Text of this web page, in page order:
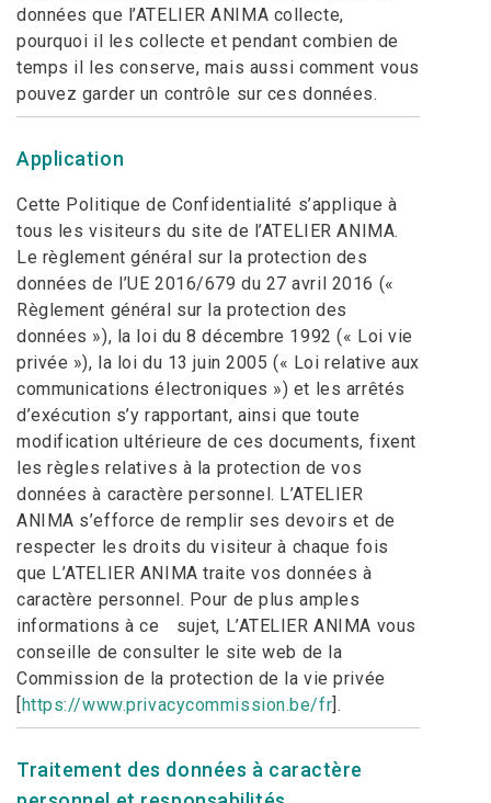
données que l’ATELIER ANIMA collecte,
pourquoi il les collecte et pendant combien de
temps il les conserve, mais aussi comment vous
pouvez garder un contrôle sur ces données.
Application
Cette Politique de Confidentialité s’applique à
tous les visiteurs du site de l’ATELIER ANIMA.
Le règlement général sur la protection des
données de l’UE 2016/679 du 27 avril 2016 («
Règlement général sur la protection des
données »), la loi du 8 décembre 1992 (« Loi vie
privée »), la loi du 13 juin 2005 (« Loi relative aux
communications électroniques ») et les arrêtés
d’exécution s’y rapportant, ainsi que toute
modification ultérieure de ces documents, fixent
les règles relatives à la protection de vos
données à caractère personnel. L’ATELIER
ANIMA s’efforce de remplir ses devoirs et de
respecter les droits du visiteur à chaque fois
que L’ATELIER ANIMA traite vos données à
caractère personnel. Pour de plus amples
informations à ce sujet, L’ATELIER ANIMA vous
conseille de consulter le site web de la
Commission de la protection de la vie privée
[https://www.privacycommission.be/fr].
Traitement des données à caractère